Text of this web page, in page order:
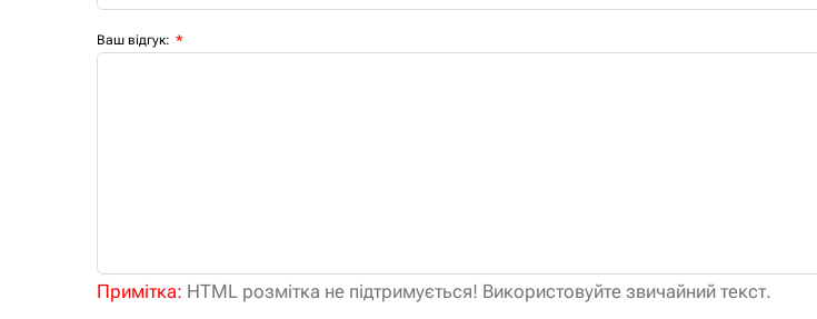
Ваш відгук:
Примітка: HTML розмітка не підтримується! Використовуйте звичайний текст.